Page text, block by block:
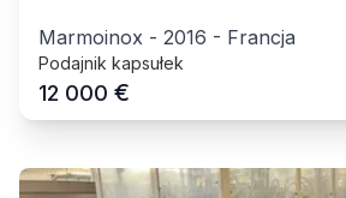
Marmoinox - 2016 - Francja
Podajnik kapsułek
12 000 €